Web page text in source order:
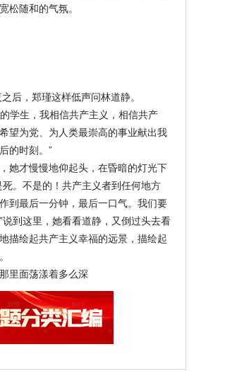
松随和的气氛。
，郑瑾这样低声问林道静。
学生，我相信共产主义，相信共产
望为党、为人类最崇高的事业献出我
的时刻。”
才慢慢地仰起头，在昏暗的灯光下
。不是的！共产主义者到任何地方
最后一分钟，最后一口气。我们要
到这里，她看看道静，又倒过头去看
描绘起共产主义幸福的远景，描绘起
里面荡漾着多么深